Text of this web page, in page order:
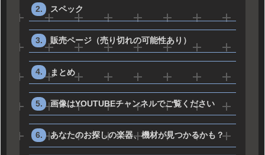
スペック
販売ページ（売り切れの可能性あり）
まとめ
画像はYOUTUBEチャンネルでご覧ください
あなたのお探しの楽器、機材が見つかるかも？